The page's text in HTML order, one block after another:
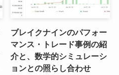
ブレイクナインのパフォー
マンス・トレード事例の紹
介と、数学的シミュレーシ
ョンとの照らし合わせ